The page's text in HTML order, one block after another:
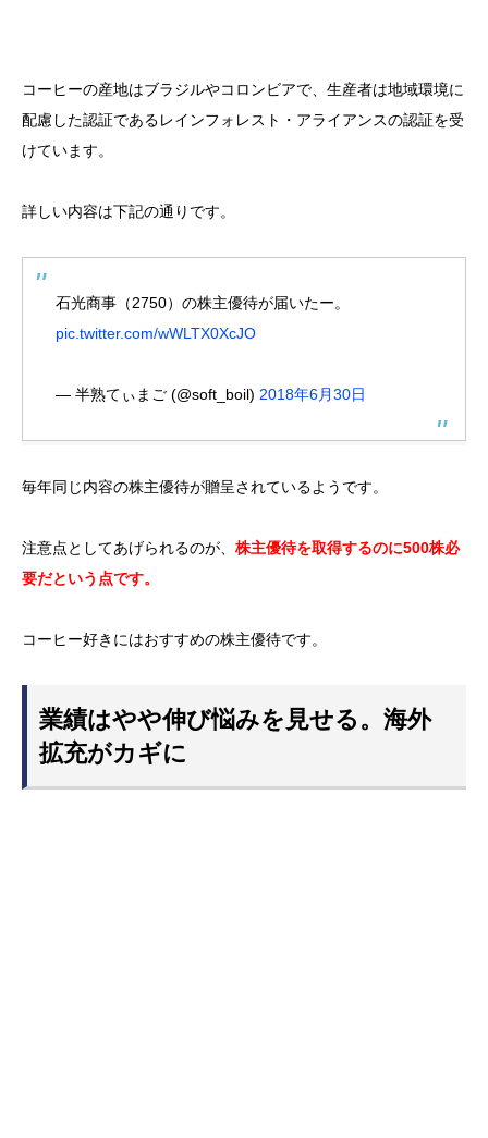
コーヒーの産地はブラジルやコロンビアで、生産者は地域環境に
配慮した認証であるレインフォレスト・アライアンスの認証を受
けています。
詳しい内容は下記の通りです。
石光商事（2750）の株主優待が届いたー。
pic.twitter.com/wWLTX0XcJO
— 半熟てぃまご (@soft_boil) 2018年6月30日
毎年同じ内容の株主優待が贈呈されているようです。
注意点としてあげられるのが、 株主優待を取得するのに500株必
要だという点です。
コーヒー好きにはおすすめの株主優待です。
業績はやや伸び悩みを見せる。海外
拡充がカギに